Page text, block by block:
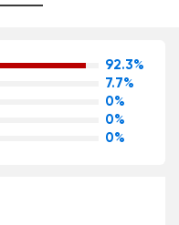
92.3%
7.7%
0%
0%
0%